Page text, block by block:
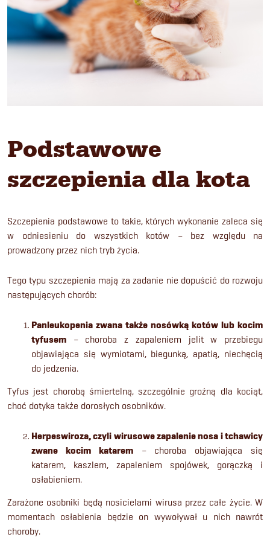
Podstawowe
szczepienia dla kota
Szczepienia podstawowe to takie, których wykonanie zaleca się
w odniesieniu do wszystkich kotów – bez względu na
prowadzony przez nich tryb życia.
Tego typu szczepienia mają za zadanie nie dopuścić do rozwoju
następujących chorób:
Panleukopenia zwana także nosówką kotów lub kocim
tyfusem
– choroba z zapaleniem jelit w przebiegu
objawiająca się wymiotami, biegunką, apatią, niechęcią
do jedzenia.
Tyfus jest chorobą śmiertelną, szczególnie groźną dla kociąt,
choć dotyka także dorosłych osobników.
Herpeswiroza, czyli wirusowe zapalenie nosa i tchawicy
zwane kocim katarem
– choroba objawiająca się
katarem, kaszlem, zapaleniem spojówek, gorączką i
osłabieniem.
Zarażone osobniki będą nosicielami wirusa przez całe życie. W
momentach osłabienia będzie on wywoływał u nich nawrót
choroby.